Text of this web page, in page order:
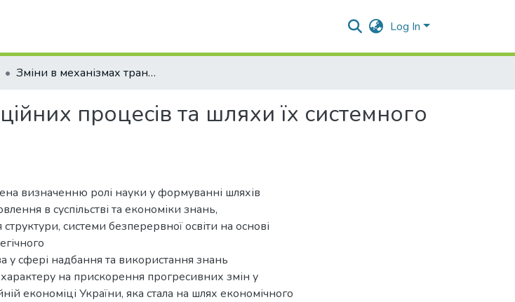
Log In
Зміни в механізмах трансформаційних процесів та шляхи їх системного оновлення в економіці України
процесів та шляхи їх системного
визначенню ролі науки у формуванні шляхів
в суспільстві та економіки знань,
системи безперервної освіти на основі
у сфері надбання та використання знань
на прискорення прогресивних змін у
економіці України, яка стала на шлях економічного